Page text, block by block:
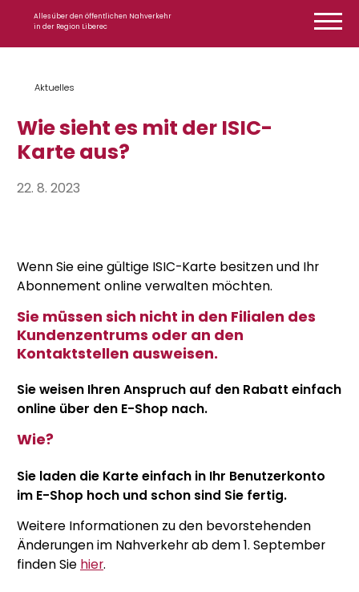
Alles über den öffentlichen Nahverkehr
in der Region Liberec
Aktuelles
Wie sieht es mit der ISIC-
Karte aus?
22. 8. 2023
Wenn Sie eine gültige ISIC-Karte besitzen und Ihr
Abonnement online verwalten möchten.
Sie müssen sich nicht in den Filialen des
Kundenzentrums oder an den
Kontaktstellen ausweisen.
Sie weisen Ihren Anspruch auf den Rabatt einfach
online über den E-Shop nach.
Wie?
Sie laden die Karte einfach in Ihr Benutzerkonto
im E-Shop hoch und schon sind Sie fertig.
Weitere Informationen zu den bevorstehenden
Änderungen im Nahverkehr ab dem 1. September
finden Sie hier.